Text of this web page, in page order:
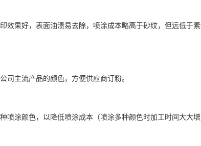
效果好，表面油渍易去除，喷涂成本略高于砂纹，但远低于
司主流产品的颜色，方便供应商订粉。
喷涂颜色，以降低喷涂成本（喷涂多种颜色时加工时间大大